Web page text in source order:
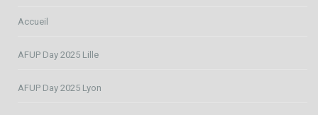
Accueil
AFUP Day 2025 Lille
AFUP Day 2025 Lyon